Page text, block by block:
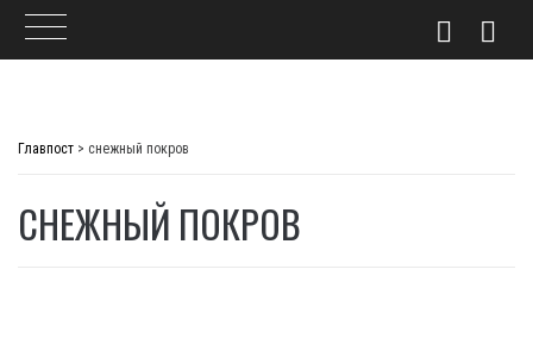
Главпост > снежный покров
СНЕЖНЫЙ ПОКРОВ